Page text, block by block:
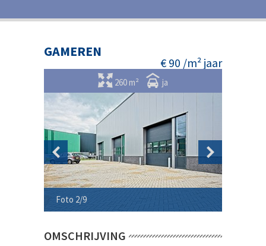
GAMEREN
€ 90 /m² jaar
260 m² ja
Foto 2/9
OMSCHRIJVING